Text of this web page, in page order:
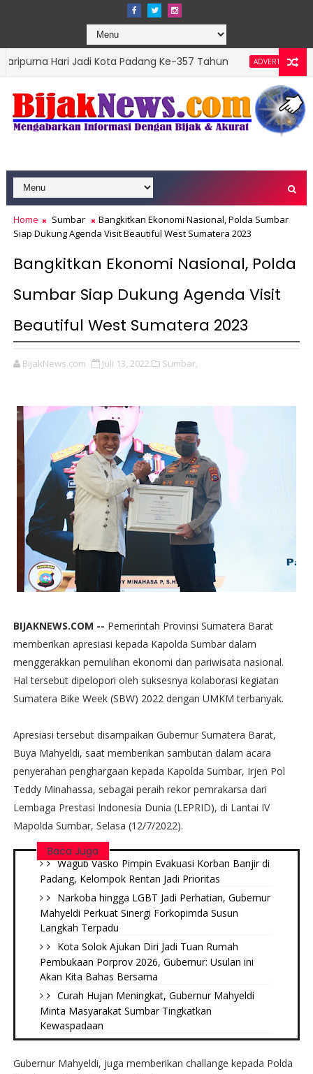
Jadi Kota Padang Ke-357 Tahun ADVERTORIAL
DPRD
Home Sumbar
Bangkitkan Ekonomi Nasional, Polda Sumbar
Siap Dukung Agenda Visit Beautiful West Sumatera 2023
Bangkitkan Ekonomi Nasional, Polda
Sumbar Siap Dukung Agenda Visit
Beautiful West Sumatera 2023
BijakNews.com Juli 13, 2022 Sumbar,
BIJAKNEWS.COM -- Pemerintah Provinsi Sumatera Barat
memberikan apresiasi kepada Kapolda Sumbar dalam
menggerakkan pemulihan ekonomi dan pariwisata nasional.
Hal tersebut dipelopori oleh suksesnya kolaborasi kegiatan
Sumatera Bike Week (SBW) 2022 dengan UMKM terbanyak.
Apresiasi tersebut disampaikan Gubernur Sumatera Barat,
Buya Mahyeldi, saat memberikan sambutan dalam acara
penyerahan penghargaan kepada Kapolda Sumbar, Irjen Pol
Teddy Minahassa, sebagai peraih rekor pemrakarsa dari
Lembaga Prestasi Indonesia Dunia (LEPRID), di Lantai IV
Mapolda Sumbar, Selasa (12/7/2022).
Baca Juga
Wagub Vasko Pimpin Evakuasi Korban Banjir di
Padang, Kelompok Rentan Jadi Prioritas
Narkoba hingga LGBT Jadi Perhatian, Gubernur
Mahyeldi Perkuat Sinergi Forkopimda Susun
Langkah Terpadu
Kota Solok Ajukan Diri Jadi Tuan Rumah
Pembukaan Porprov 2026, Gubernur: Usulan ini
Akan Kita Bahas Bersama
Curah Hujan Meningkat, Gubernur Mahyeldi
Minta Masyarakat Sumbar Tingkatkan
Kewaspadaan
Gubernur Mahyeldi, juga memberikan challange kepada Polda